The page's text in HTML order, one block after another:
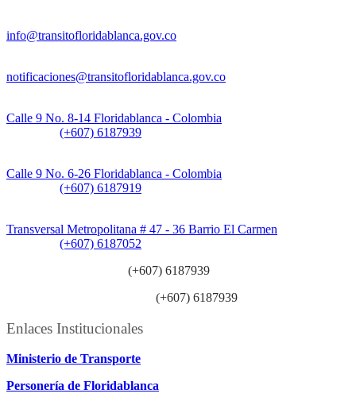
info@transitofloridablanca.gov.co
notificaciones@transitofloridablanca.gov.co
Calle 9 No. 8-14 Floridablanca - Colombia
(+607) 6187939
Calle 9 No. 6-26 Floridablanca - Colombia
(+607) 6187919
Transversal Metropolitana # 47 - 36 Barrio El Carmen
(+607) 6187052
(+607) 6187939
(+607) 6187939
Enlaces Institucionales
Ministerio de Transporte
Personería de Floridablanca